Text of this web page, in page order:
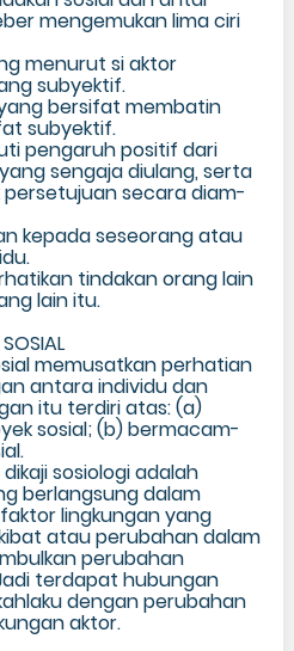
mengemukan lima ciri
menurut si aktor
subyektif.
bersifat membatin
subyektif.
pengaruh positif dari
sengaja diulang, serta
secara diam-
kepada seseorang atau
tindakan orang lain
lain itu.
memusatkan perhatian
antara individu dan
itu terdiri atas: (a)
sosial; (b) bermacam-
sosiologi adalah
berlangsung dalam
lingkungan yang
atau perubahan dalam
perubahan
terdapat hubungan
dengan perubahan
aktor.